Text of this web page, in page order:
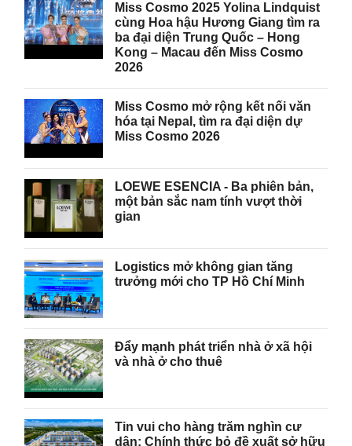
Miss Cosmo 2025 Yolina Lindquist
cùng Hoa hậu Hương Giang tìm ra
ba đại diện Trung Quốc – Hong
Kong – Macau đến Miss Cosmo
2026
Miss Cosmo mở rộng kết nối văn
hóa tại Nepal, tìm ra đại diện dự
Miss Cosmo 2026
LOEWE ESENCIA - Ba phiên bản,
một bản sắc nam tính vượt thời
gian
Logistics mở không gian tăng
trưởng mới cho TP Hồ Chí Minh
Đẩy mạnh phát triển nhà ở xã hội
và nhà ở cho thuê
Tin vui cho hàng trăm nghìn cư
dân: Chính thức bỏ đề xuất sở hữu